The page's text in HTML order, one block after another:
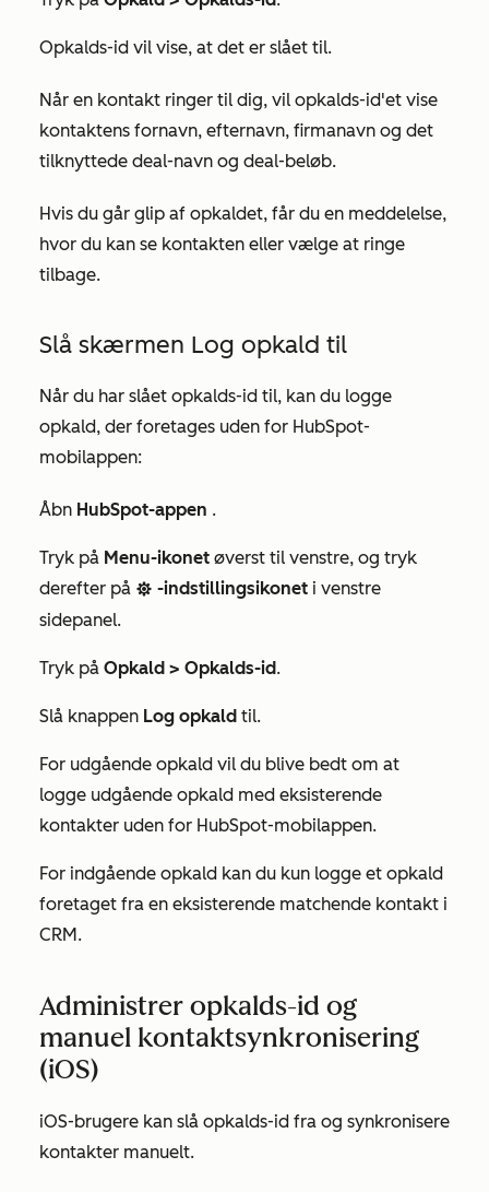
Opkalds-id vil vise, at det er slået til.
Når en kontakt ringer til dig, vil opkalds-id'et vise
kontaktens fornavn, efternavn, firmanavn og det
tilknyttede deal-navn og deal-beløb.
Hvis du går glip af opkaldet, får du en meddelelse,
hvor du kan se kontakten eller vælge at ringe
tilbage.
Slå skærmen Log opkald til
Når du har slået opkalds-id til, kan du logge
opkald, der foretages uden for HubSpot-
mobilappen:
Åbn HubSpot-appen .
Tryk på Menu-ikonet øverst til venstre, og tryk
derefter på settings -indstillingsikonet i venstre
sidepanel.
Tryk på Opkald > Opkalds-id.
Slå knappen Log opkald til.
For udgående opkald vil du blive bedt om at
logge udgående opkald med eksisterende
kontakter uden for HubSpot-mobilappen.
For indgående opkald kan du kun logge et opkald
foretaget fra en eksisterende matchende kontakt i
CRM.
Administrer opkalds-id og
manuel kontaktsynkronisering
(iOS)
iOS-brugere kan slå opkalds-id fra og synkronisere
kontakter manuelt.